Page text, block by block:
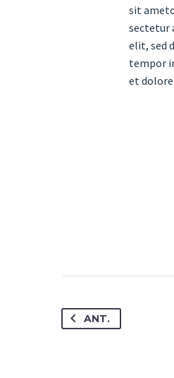
sit
sectetur
elit, sed
tempor
et
ANT.